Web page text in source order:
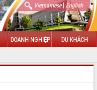
Vietnamese| English
DOANH NGHIỆP DU KHÁCH